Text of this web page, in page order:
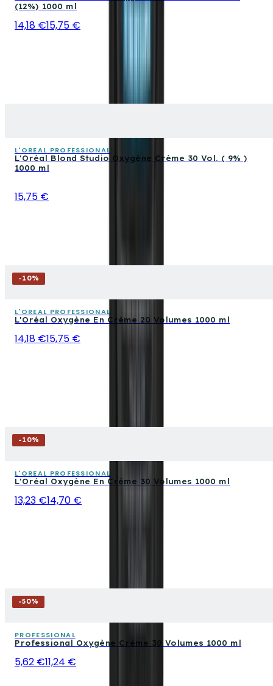
(12%) 1000 ml
14,18 €15,75 €
L'OREAL PROFESSIONAL
L'Oréal Blond Studio Oxygène Crème 30 Vol. ( 9% )
1000 ml
15,75 €
-10%
L'OREAL PROFESSIONAL
L'Oréal Oxygène En Crème 20 Volumes 1000 ml
14,18 €15,75 €
-10%
L'OREAL PROFESSIONAL
L'Oréal Oxygène En Crème 30 Volumes 1000 ml
13,23 €14,70 €
-50%
PROFESSIONAL
Professional Oxygène Crème 30 Volumes 1000 ml
5,62 €11,24 €